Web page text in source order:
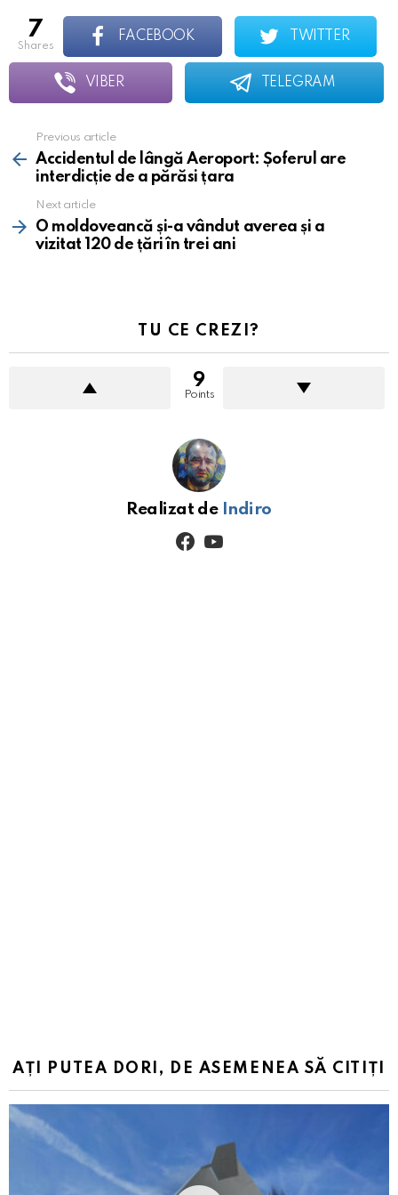
7
shares
FACEBOOK TWITTER
VIBER TELEGRAM
more
Previous article
Accidentul de lângă Aeroport: Șoferul are
interdicție de a părăsi țara
Next article
O moldoveancă și-a vândut averea și a
vizitat 120 de țări în trei ani
TU CE CREZI?
9
Points
Realizat de Indiro
AȚI PUTEA DORI, DE ASEMENEA SĂ CITIȚI